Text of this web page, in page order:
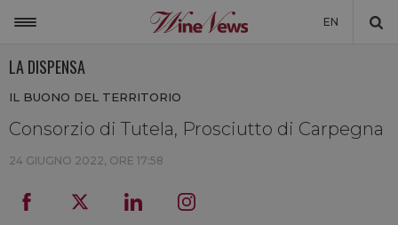
EN
MONDO
NON SOLO VINO
NEWSLETTER
LA CANTINA DI WINENEWS
LA DISPENSA
IL BUONO DEL TERRITORIO
Consorzio di Tutela, Prosciutto di Carpegna
24 GIUGNO 2022, ORE 17:58